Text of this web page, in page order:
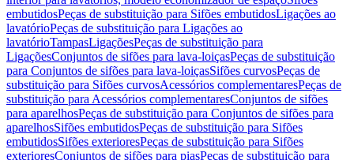
embutidosPeças de substituição para Sifões embutidosLigações ao
lavatórioPeças de substituição para Ligações ao
lavatórioTampasLigaçõesPeças de substituição para
LigaçõesConjuntos de sifões para lava-loiçasPeças de substituição
para Conjuntos de sifões para lava-loiçasSifões curvosPeças de
substituição para Sifões curvosAcessórios complementaresPeças de
substituição para Acessórios complementaresConjuntos de sifões
para aparelhosPeças de substituição para Conjuntos de sifões para
aparelhosSifões embutidosPeças de substituição para Sifões
embutidosSifões exterioresPeças de substituição para Sifões
exterioresConjuntos de sifões para piasPeças de substituição para